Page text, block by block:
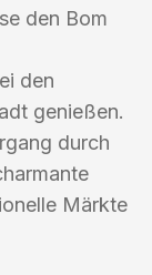
den Bom
den
genießen.
durch
Märkte